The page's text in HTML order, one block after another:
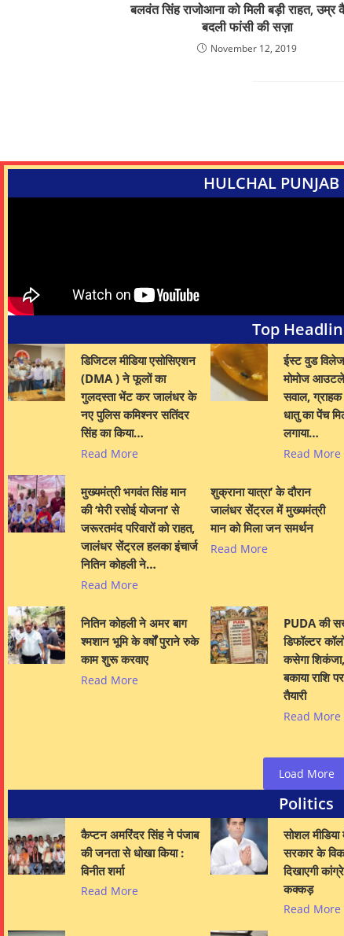
बलवंत सिंह राजोआना को मिली बड़ी राहत, उम्र
बदली फांसी की सज़ा
November 12, 2019
HULCHAL PUNJAB
Top
डिजिटल मीडिया एसोसिएशन
(DMA ) ने फूलों का
गुलदस्ता भेंट कर जालंधर के
नए पुलिस कमिश्नर सतिंदर
सिंह का किया…
Read More
ईस्ट वुड
मोमोज
सवाल,
धातु का पेंच
लगाया…
Read More
मुख्यमंत्री भगवंत सिंह मान
की ‘मेरी रसोई योजना’ से
जरूरतमंद परिवारों को राहत,
जालंधर सेंट्रल हलका इंचार्ज
नितिन कोहली ने…
Read More
शुक्राना यात्रा’ के दौरान
जालंधर सेंट्रल में मुख्यमंत्री
मान को मिला जन समर्थन
Read More
नितिन कोहली ने अमर बाग
श्मशान भूमि के वर्षों पुराने रुके
काम शुरू करवाए
Read More
PUDA की
डिफॉल्टर
कसेगा
बकाया राशि
तैयारी
Read More
Load More
Politics
कैप्टन अमरिंदर सिंह ने पंजाब
की जनता से धोखा किया :
विनीत शर्मा
Read More
सोशल मीडिया
सरकार के
दिखाएगी
कक्कड़
Read More